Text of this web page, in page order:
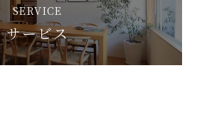
SERVICE
サービス